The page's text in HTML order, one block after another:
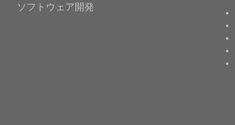
ソフトウェア開発